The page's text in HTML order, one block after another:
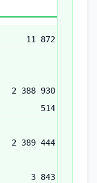
11 872
2 388 930
514
2 389 444
3 843